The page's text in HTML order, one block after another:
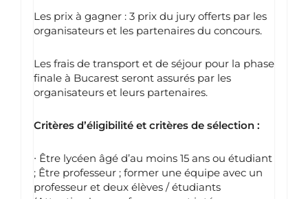
Les prix à gagner : 3 prix du jury offerts par les
organisateurs et les partenaires du concours.
Les frais de transport et de séjour pour la phase
finale à Bucarest seront assurés par les
organisateurs et leurs partenaires.
Critères d’éligibilité et critères de sélection :
∙ Être lycéen âgé d’au moins 15 ans ou étudiant
; Être professeur ; former une équipe avec un
professeur et deux élèves / étudiants